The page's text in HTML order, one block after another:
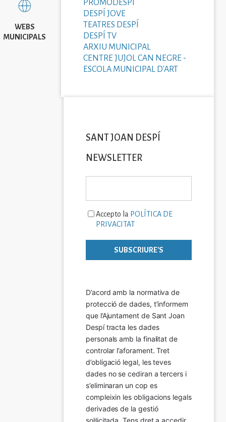
WEBS
MUNICIPALS
PROMODESPÍ
DESPÍ JOVE
TEATRES DESPÍ
DESPÍ TV
ARXIU MUNICIPAL
CENTRE JUJOL CAN NEGRE -
ESCOLA MUNICIPAL D'ART
SANT JOAN DESPÍ
NEWSLETTER
Accepto la POLÍTICA DE
PRIVACITAT
D’acord amb la normativa de
protecció de dades, t’informem
que l’Ajuntament de Sant Joan
Despí tracta les dades
personals amb la finalitat de
controlar l’aforament. Tret
d’obligació legal, les teves
dades no se cediran a tercers i
s’eliminaran un cop es
compleixin les obligacions legals
derivades de la gestió
sol·licitada. Tens dret a accedir